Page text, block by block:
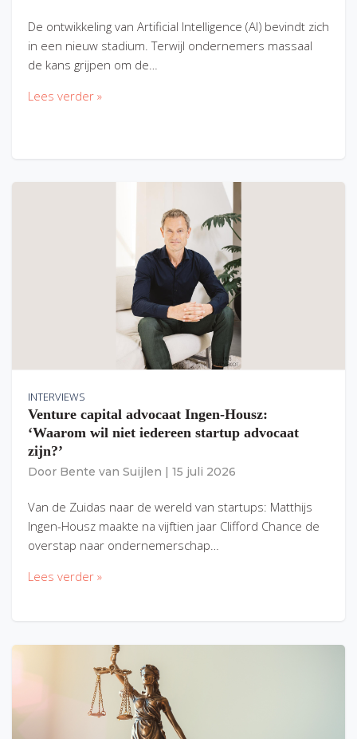
De ontwikkeling van Artificial Intelligence (AI) bevindt zich
in een nieuw stadium. Terwijl ondernemers massaal
de kans grijpen om de…
Lees verder »
INTERVIEWS
Venture capital advocaat Ingen-Housz:
‘Waarom wil niet iedereen startup advocaat
zijn?’
Door Bente van Suijlen 15 juli 2026
Van de Zuidas naar de wereld van startups: Matthijs
Ingen-Housz maakte na vijftien jaar Clifford Chance de
overstap naar ondernemerschap…
Lees verder »